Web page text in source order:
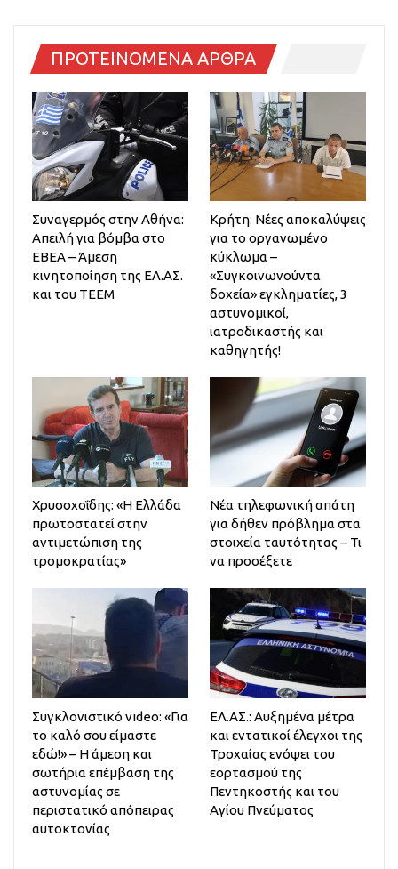
ΠΡΟΤΕΙΝΟΜΕΝΑ ΑΡΘΡΑ
Συναγερμός στην Αθήνα:
Απειλή για βόμβα στο
ΕΒΕΑ – Άμεση
κινητοποίηση της ΕΛ.ΑΣ.
και του ΤΕΕΜ
Κρήτη: Νέες αποκαλύψεις
για το οργανωμένο
κύκλωμα –
«Συγκοινωνούντα
δοχεία» εγκληματίες, 3
αστυνομικοί,
ιατροδικαστής και
καθηγητής!
Χρυσοχοΐδης: «Η Ελλάδα
πρωτοστατεί στην
αντιμετώπιση της
τρομοκρατίας»
Νέα τηλεφωνική απάτη
για δήθεν πρόβλημα στα
στοιχεία ταυτότητας – Τι
να προσέξετε
Συγκλονιστικό video: «Για
το καλό σου είμαστε
εδώ!» – Η άμεση και
σωτήρια επέμβαση της
αστυνομίας σε
περιστατικό απόπειρας
αυτοκτονίας
ΕΛ.ΑΣ.: Αυξημένα μέτρα
και εντατικοί έλεγχοι της
Τροχαίας ενόψει του
εορτασμού της
Πεντηκοστής και του
Αγίου Πνεύματος